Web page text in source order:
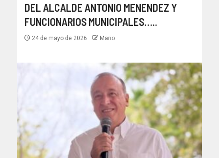
DEL ALCALDE ANTONIO MENENDEZ Y
FUNCIONARIOS MUNICIPALES…..
24 de mayo de 2026 Mario